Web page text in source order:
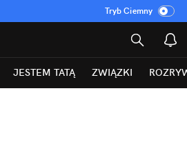
Tryb Ciemny
JESTEM TATĄ ZWIĄZKI